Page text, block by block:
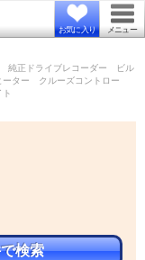
お気に入り メニュー
純正ドライブレコーダー ビル
ター クルーズコントロー
検索